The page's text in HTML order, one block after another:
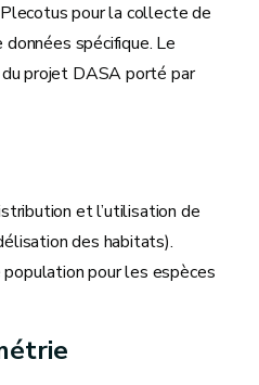
pour la collecte de
données spécifique. Le
projet DASA porté par
et l’utilisation de
des habitats).
pour les espèces